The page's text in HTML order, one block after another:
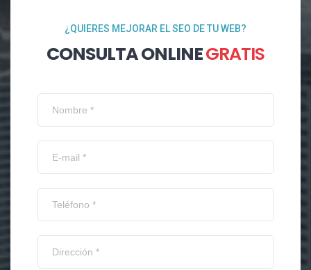
¿QUIERES MEJORAR EL SEO DE TU WEB?
CONSULTA ONLINEGRATIS